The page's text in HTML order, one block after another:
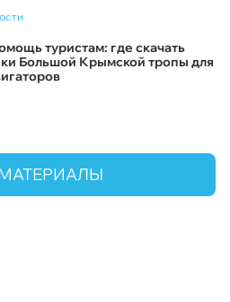
туристам: где скачать
Большой Крымской тропы для